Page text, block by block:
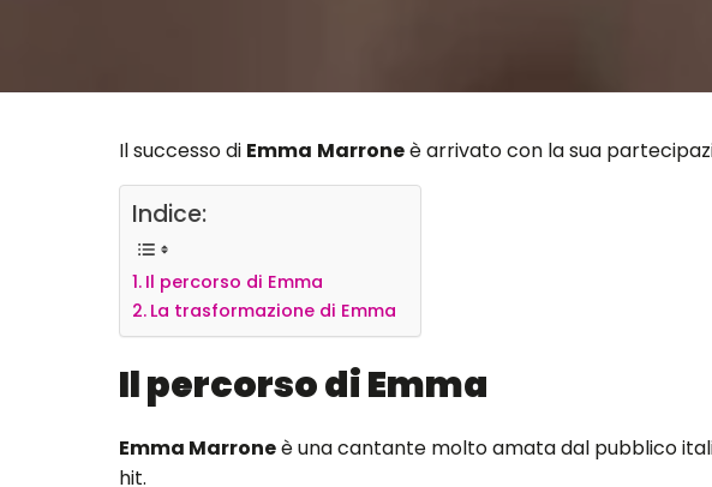
Il successo di Emma Marroneè arrivato con la sua
Indice:
Il percorso di Emma
La trasformazione di Emma
Il percorso di Emma
Emma Marroneè una cantante molto amata dal pubblico
hit.